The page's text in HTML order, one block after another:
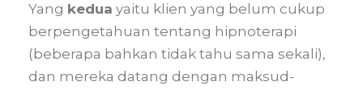
Yang kedua yaitu klien yang belum cukup
berpengetahuan tentang hipnoterapi
(beberapa bahkan tidak tahu sama sekali),
dan mereka datang dengan maksud-